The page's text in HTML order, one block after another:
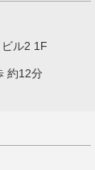
ル2 1F
約12分